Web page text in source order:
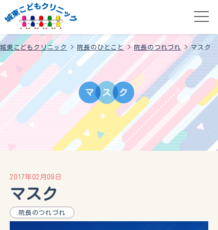
城東こどもクリニック > 院長のひとこと>院長のつれづれ >マスク
マ ス ク
2017年02月09日
マスク
院長のつれづれ